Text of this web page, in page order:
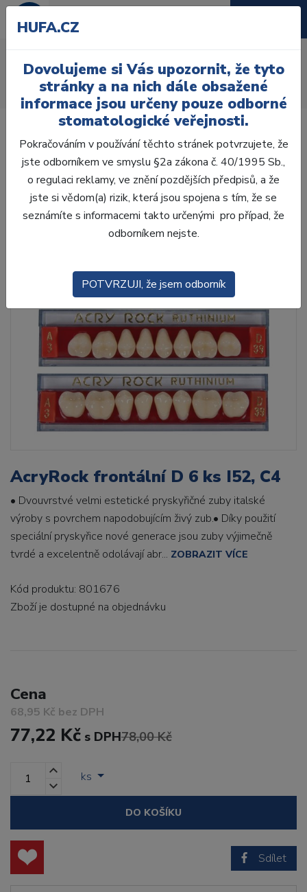
Úvod Zuby
AcryRock
AcryRock frontální D 6 ks I52, C4
AcryRock frontální D 6 ks I52, C4
• Dvouvrstvé velmi estetické pryskyřičné zuby italské
výroby s povrchem napodobujícím živý zub.• Díky použití
speciální pryskyřice nové generace jsou zuby výjimečně
tvrdé a excelentně odolávají abr... ZOBRAZIT VÍCE
Kód produktu: 801676
Zboží je dostupné na objednávku
Cena
68,95 Kč bez DPH
77,22 Kč s DPH78,00 Kč
ks
DO KOŠÍKU
Sdílet
HUFA.CZ
Dovolujeme si Vás upozornit, že tyto
stránky a na nich dále obsažené
informace jsou určeny pouze odborné
stomatologické veřejnosti.
Pokračováním v používání těchto stránek potvrzujete, že
jste odborníkem ve smyslu §2a zákona č. 40/1995 Sb.,
o regulaci reklamy, ve znění pozdějších předpisů, a že
jste si vědom(a) rizik, která jsou spojena s tím, že se
seznámíte s informacemi takto určenými pro případ, že
odborníkem nejste.
POTVRZUJI, že jsem odborník